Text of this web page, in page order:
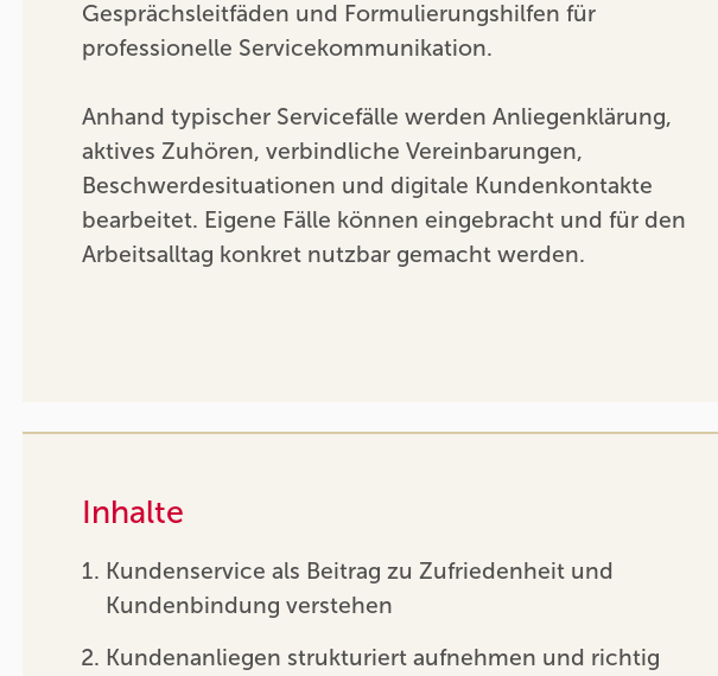
Gesprächsleitfäden und Formulierungshilfen für
professionelle Servicekommunikation.
Anhand typischer Servicefälle werden Anliegenklärung,
aktives Zuhören, verbindliche Vereinbarungen,
Beschwerdesituationen und digitale Kundenkontakte
bearbeitet. Eigene Fälle können eingebracht und für den
Arbeitsalltag konkret nutzbar gemacht werden.
Inhalte
Kundenservice als Beitrag zu Zufriedenheit und
Kundenbindung verstehen
Kundenanliegen strukturiert aufnehmen und richtig